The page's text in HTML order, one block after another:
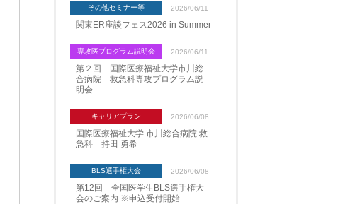
その他セミナー等 2026/06/11
関東ER座談フェス2026 in Summer
専攻医プログラム説明会 2026/06/11
第２回 国際医療福祉大学市川総
合病院 救急科専攻プログラム説
明会
キャリアプラン 2026/06/08
国際医療福祉大学 市川総合病院 救
急科 持田 勇希
BLS選手権大会 2026/06/08
第12回 全国医学生BLS選手権大
会のご案内 ※申込受付開始